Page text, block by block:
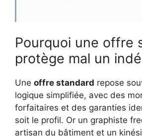
Pourquoi une offre
protège mal un
Une offre standard repose
logique simplifiée, avec des
forfaitaires et des garanties
soit le profil. Or un graphiste
artisan du bâtiment et un